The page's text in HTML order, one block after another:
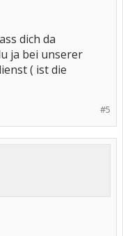
dich da
ja bei unserer
( ist die
#5